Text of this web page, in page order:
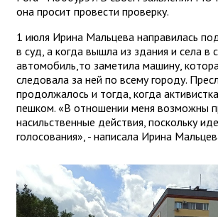
она просит провести проверку.
1 июля Ирина Мальцева направилась
в суд, а когда вышла из здания и села в
автомобиль,то заметила машину,
следовала за ней по всему городу.
продолжалось и тогда, когда
пешком. «В отношении меня возможны
насильственные действия, поскольку
голосования», - написала Ирина